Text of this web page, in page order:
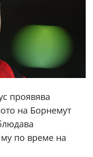
проявява
на Борнемут
по време на